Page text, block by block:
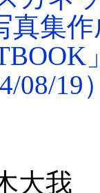
真集
08/19
大我